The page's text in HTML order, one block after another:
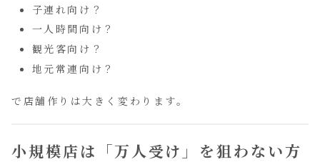
子連れ向け？
一人時間向け？
観光客向け？
地元常連向け？
で店舗作りは大きく変わります。
小規模店は「万人受け」を狙わない方